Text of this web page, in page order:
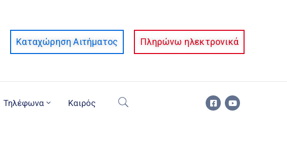
Καταχώρηση Αιτήματος Πληρώνω ηλεκτρονικά
Τηλέφωνα Καιρός